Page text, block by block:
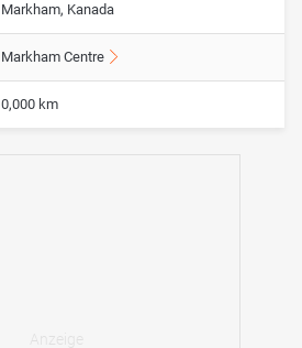
Markham, Kanada
Markham Centre
0,000 km